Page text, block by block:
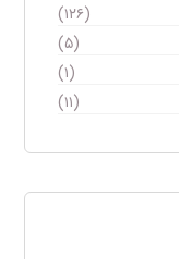
(۱۲۶)
(۵)
(۱)
(۱۱)